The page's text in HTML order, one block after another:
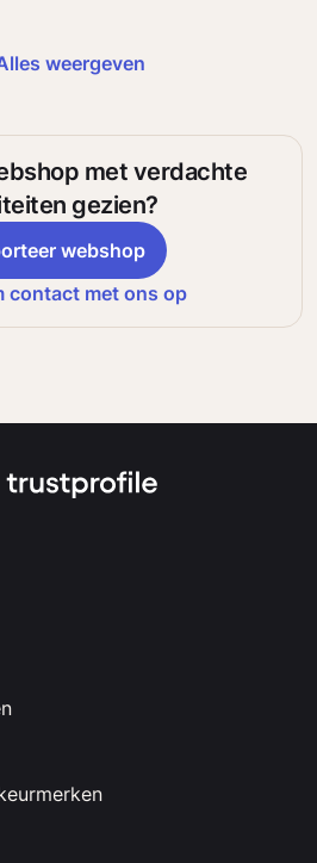
weergeven
met verdachte
gezien?
webshop
contact met ons op